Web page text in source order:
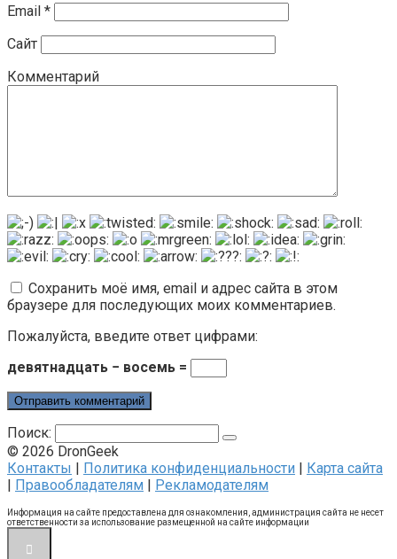
Email *
Сайт
Комментарий
Сохранить моё имя, email и адрес сайта в этом
браузере для последующих моих комментариев.
Пожалуйста, введите ответ цифрами:
девятнадцать − восемь =
Поиск:
© 2026 DronGeek
Контакты | Политика конфиденциальности | Карта сайта
| Правообладателям | Рекламодателям
Информация на сайте предоставлена для ознакомления, администрация сайта не несет
ответственности за использование размещенной на сайте информации